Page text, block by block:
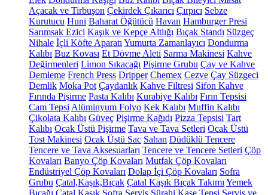
Açacak ve Tirbuşon Çekirdek Çıkarıcı Çırpıcı Sebze
Kurutucu Huni Baharat Öğütücü Havan Hamburger Presi
Sarımsak Ezici Kaşık ve Kepçe Altlığı Bıçak Standı Süzgeç
Nihale İçli Köfte Aparatı Yumurta Zamanlayıcı Dondurma
Kalıbı Buz Kovası Et Dövme Aleti Sarma Makinesi Kahve
Değirmenleri Limon Sıkacağı Pişirme Grubu Çay ve Kahve
Demleme French Press Dripper Chemex Cezve Çay Süzgeci
Demlik Moka Pot Çaydanlık Kahve Filtresi Sifon Kahve
Fırında Pişirme Pasta Kalıbı Kurabiye Kalıbı Fırın Tepsisi
Cam Tepsi Alüminyum Folyo Kek Kalıbı Muffin Kalıbı
Çikolata Kalıbı Güveç Pişirme Kağıdı Pizza Tepsisi Tart
Kalıbı Ocak Üstü Pişirme Tava ve Tava Setleri Ocak Üstü
Tost Makinesi Ocak Üstü Sac Sahan Düdüklü Tencere
Tencere ve Tava Aksesuarları Tencere ve Tencere Setleri Çöp
Kovaları Banyo Çöp Kovaları Mutfak Çöp Kovaları
Endüstriyel Çöp Kovaları Dolap İçi Çöp Kovaları Sofra
Grubu Çatal,Kaşık,Bıçak Çatal Kaşık Bıçak Takımı Yemek
Bıçağı Çatal Kaşık Sofra Servis Sürahi Kase Tepsi Servis ve